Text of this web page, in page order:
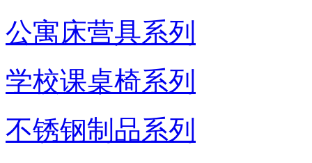
公寓床营具系列
学校课桌椅系列
不锈钢制品系列